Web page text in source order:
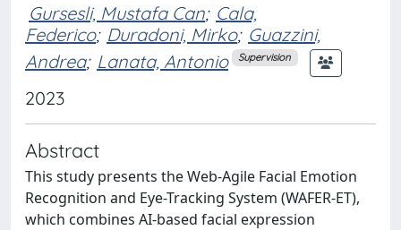
Gursesli, Mustafa Can; Cala,
Federico; Duradoni, Mirko; Guazzini,
Andrea; Lanata, Antonio Supervision
2023
Abstract
This study presents the Web-Agile Facial Emotion
Recognition and Eye-Tracking System (WAFER-ET),
which combines AI-based facial expression